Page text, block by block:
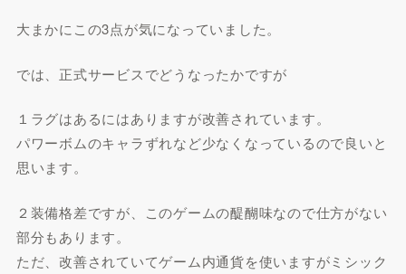
大まかにこの3点が気になっていました。
では、正式サービスでどうなったかですが
１ラグはあるにはありますが改善されています。
パワーボムのキャラずれなど少なくなっているので良いと
思います。
２装備格差ですが、このゲームの醍醐味なので仕方がない
部分もあります。
ただ、改善されていてゲーム内通貨を使いますがミシック